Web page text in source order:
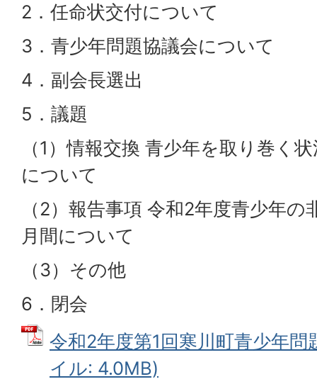
2．任命状交付について
3．青少年問題協議会について
4．副会長選出
5．議題
（1）情報交換 青少年を取り巻く
について
（2）報告事項 令和2年度青少年
月間について
（3）その他
6．閉会
令和2年度第1回寒川町青少年問
イル: 4.0MB)